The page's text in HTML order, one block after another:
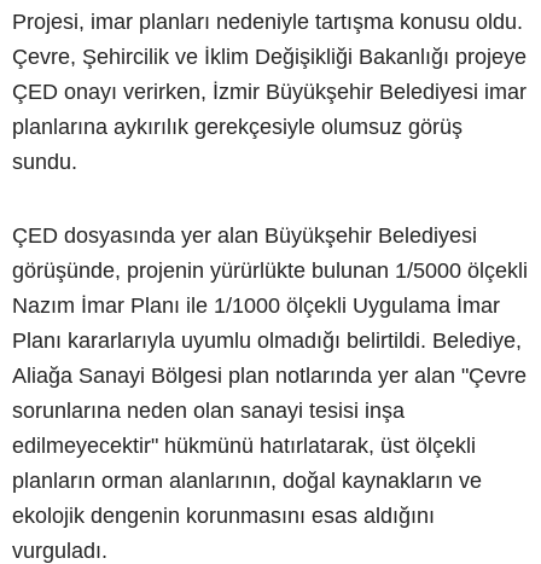
Projesi, imar planları nedeniyle tartışma konusu oldu.
Çevre, Şehircilik ve İklim Değişikliği Bakanlığı projeye
ÇED onayı verirken, İzmir Büyükşehir Belediyesi imar
planlarına aykırılık gerekçesiyle olumsuz görüş
sundu.
ÇED dosyasında yer alan Büyükşehir Belediyesi
görüşünde, projenin yürürlükte bulunan 1/5000 ölçekli
Nazım İmar Planı ile 1/1000 ölçekli Uygulama İmar
Planı kararlarıyla uyumlu olmadığı belirtildi. Belediye,
Aliağa Sanayi Bölgesi plan notlarında yer alan "Çevre
sorunlarına neden olan sanayi tesisi inşa
edilmeyecektir" hükmünü hatırlatarak, üst ölçekli
planların orman alanlarının, doğal kaynakların ve
ekolojik dengenin korunmasını esas aldığını
vurguladı.